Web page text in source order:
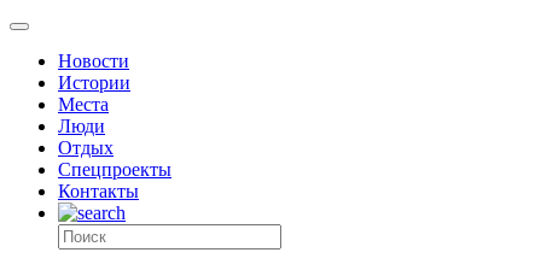
Новости
Истории
Места
Люди
Отдых
Спецпроекты
Контакты